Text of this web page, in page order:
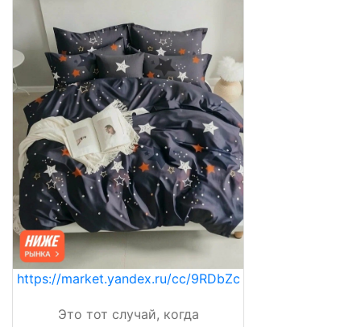
https://market.yandex.ru/cc/9RDbZc
Это тот случай, когда